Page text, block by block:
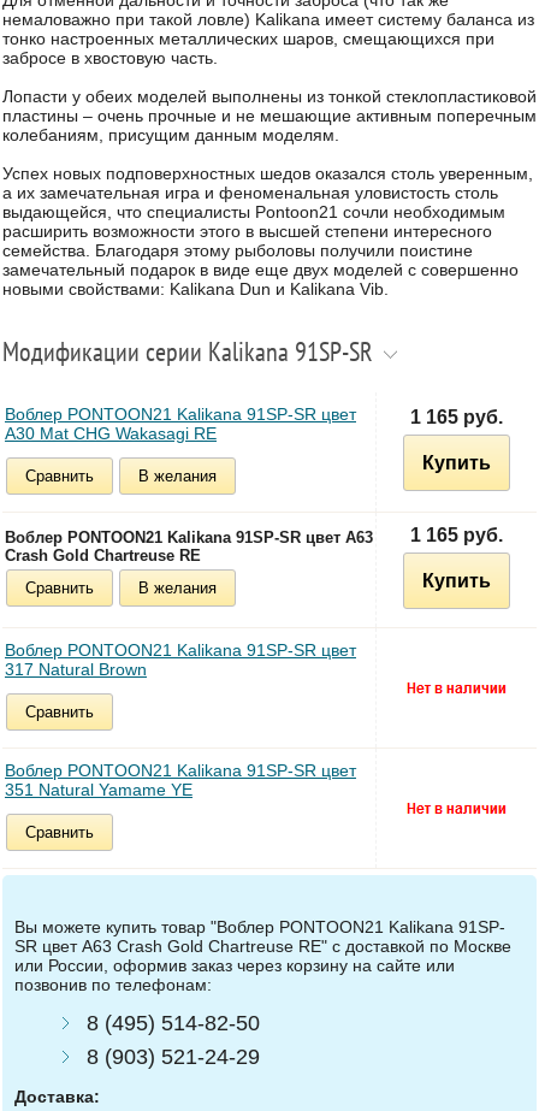
немаловажно при такой ловле) Kalikana имеет систему баланса из
тонко настроенных металлических шаров, смещающихся при
забросе в хвостовую часть.
Лопасти у обеих моделей выполнены из тонкой стеклопластиковой
пластины – очень прочные и не мешающие активным поперечным
колебаниям, присущим данным моделям.
Успех новых подповерхностных шедов оказался столь уверенным,
а их замечательная игра и феноменальная уловистость столь
выдающейся, что cпециалисты Рontoon21 сочли необходимым
расширить возможности этого в высшей степени интересного
семейства. Благодаря этому рыболовы получили поистине
замечательный подарок в виде еще двух моделей с совершенно
новыми свойствами: Kalikana Dun и Kalikana Vib.
Модификации серии Kalikana 91SP-SR
Воблер PONTOON21 Kalikana 91SP-SR цвет
A30 Mat CHG Wakasagi RE
Сравнить В желания
1 165 руб.
Купить
Воблер PONTOON21 Kalikana 91SP-SR цвет A63
Crash Gold Chartreuse RE
Сравнить
В желания
1 165 руб.
Купить
Воблер PONTOON21 Kalikana 91SP-SR цвет
317 Natural Brown
Сравнить
Воблер PONTOON21 Kalikana 91SP-SR цвет
351 Natural Yamame YE
Сравнить
Вы можете купить товар "Воблер PONTOON21 Kalikana 91SP-
SR цвет A63 Crash Gold Chartreuse RE" с доставкой по Москве
или России, оформив заказ через корзину на сайте или
позвонив по телефонам:
8 (495) 514-82-50
8 (903) 521-24-29
Доставка: